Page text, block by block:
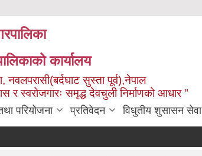
कार्यालय
सुस्ता पूर्व),नेपाल
र स्वरोजगारः समृद्ध देवचुली निर्माणको आधार "
परियोजना प्रतिवेदन विधुतीय शुसासन सेवा